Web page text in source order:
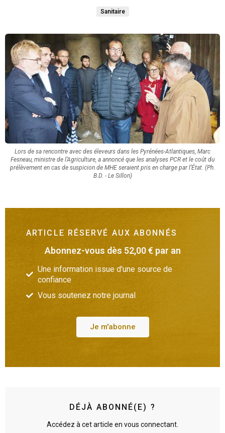
Sanitaire
Lors de sa rencontre avec des éleveurs dans les Pyrénées-Atlantiques, Marc
Fesneau, ministre de l’Agriculture, a annoncé que les analyses PCR et le coût du
prélèvement en cas de suspicion de MHE seraient pris en charge par l’État. (Ph.
B.D. - Le Sillon)
ARTICLE RÉSERVÉ AUX ABONNÉS
Abonnez-vous dès 52,00 € par an
Une information issue d'une source de
confiance
Vous soutenez notre journal
Je m'abonne
DÉJÀ ABONNÉ(E) ?
Accédez à cet article en vous connectant.